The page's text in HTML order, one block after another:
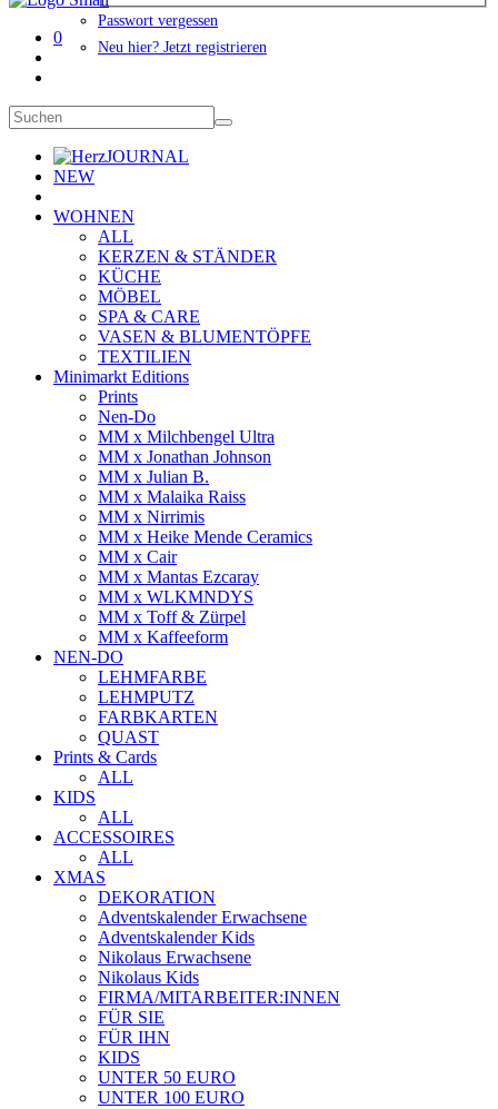
Passwort vergessen
Neu hier? Jetzt registrieren
0
JOURNAL
NEW
WOHNEN
ALL
KERZEN & STÄNDER
KÜCHE
MÖBEL
SPA & CARE
VASEN & BLUMENTÖPFE
TEXTILIEN
Minimarkt Editions
Prints
Nen-Do
MM x Milchbengel Ultra
MM x Jonathan Johnson
MM x Julian B.
MM x Malaika Raiss
MM x Nirrimis
MM x Heike Mende Ceramics
MM x Cair
MM x Mantas Ezcaray
MM x WLKMNDYS
MM x Toff & Zürpel
MM x Kaffeeform
NEN-DO
LEHMFARBE
LEHMPUTZ
FARBKARTEN
QUAST
Prints & Cards
ALL
KIDS
ALL
ACCESSOIRES
ALL
XMAS
DEKORATION
Adventskalender Erwachsene
Adventskalender Kids
Nikolaus Erwachsene
Nikolaus Kids
FIRMA/MITARBEITER:INNEN
FÜR SIE
FÜR IHN
KIDS
UNTER 50 EURO
UNTER 100 EURO